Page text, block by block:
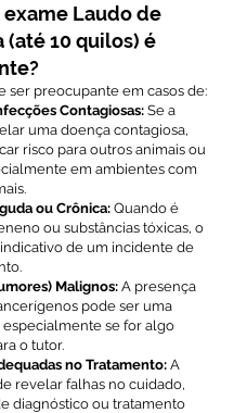
exame Laudo de
(até 10 quilos) é
ser preocupante em casos de:
Contagiosas: Se a
uma doença contagiosa,
risco para outros animais ou
em ambientes com
ou Crônica: Quando é
ou substâncias tóxicas, o
de um incidente de
Malignos: A presença
pode ser uma
especialmente se for algo
o tutor.
no Tratamento: A
revelar falhas no cuidado,
diagnóstico ou tratamento